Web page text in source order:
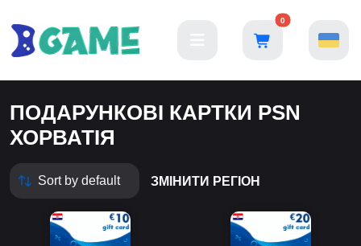
0
ПОДАРУНКОВІ КАРТКИ PSN
ХОРВАТІЯ
ЗМІНИТИ РЕГІОН